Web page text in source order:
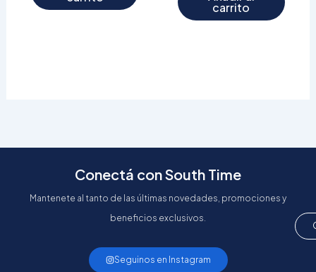
carrito
Conectá con South Time
Mantenete al tanto de las últimas novedades, promociones y
beneficios exclusivos.
Seguinos en Instagram